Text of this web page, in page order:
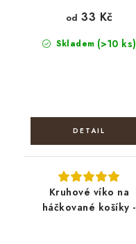
Skladem (>10 ks)
od 33 Kč
Kruhové víko na
háčkované košíky -